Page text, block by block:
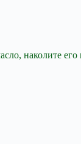
наколите